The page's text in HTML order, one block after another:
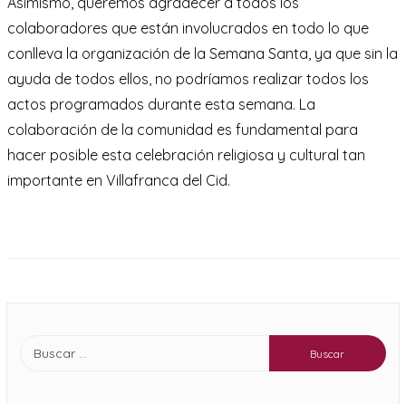
colaboradores que están involucrados en todo lo que
conlleva la organización de la Semana Santa, ya que sin la
ayuda de todos ellos, no podríamos realizar todos los
actos programados durante esta semana. La
colaboración de la comunidad es fundamental para
hacer posible esta celebración religiosa y cultural tan
importante en Villafranca del Cid.